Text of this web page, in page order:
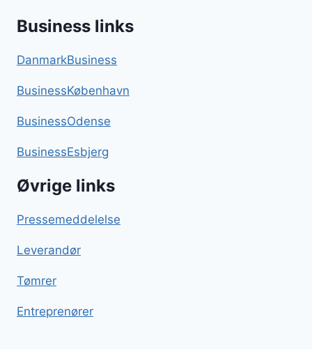
Business links
DanmarkBusiness
BusinessKøbenhavn
BusinessOdense
BusinessEsbjerg
Øvrige links
Pressemeddelelse
Leverandør
Tømrer
Entreprenører